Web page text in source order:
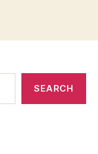
SEARCH